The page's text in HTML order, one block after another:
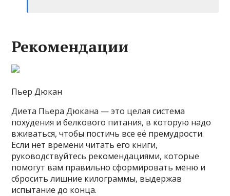
Рекомендации
Пьер Дюкан
Диета Пьера Дюкана — это целая система
похудения и белкового питания, в которую надо
вживаться, чтобы постичь все её премудрости.
Если нет времени читать его книги,
руководствуйтесь рекомендациями, которые
помогут вам правильно сформировать меню и
сбросить лишние килограммы, выдержав
испытание до конца.